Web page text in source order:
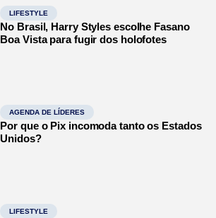
LIFESTYLE
No Brasil, Harry Styles escolhe Fasano
Boa Vista para fugir dos holofotes
AGENDA DE LÍDERES
Por que o Pix incomoda tanto os Estados
Unidos?
LIFESTYLE